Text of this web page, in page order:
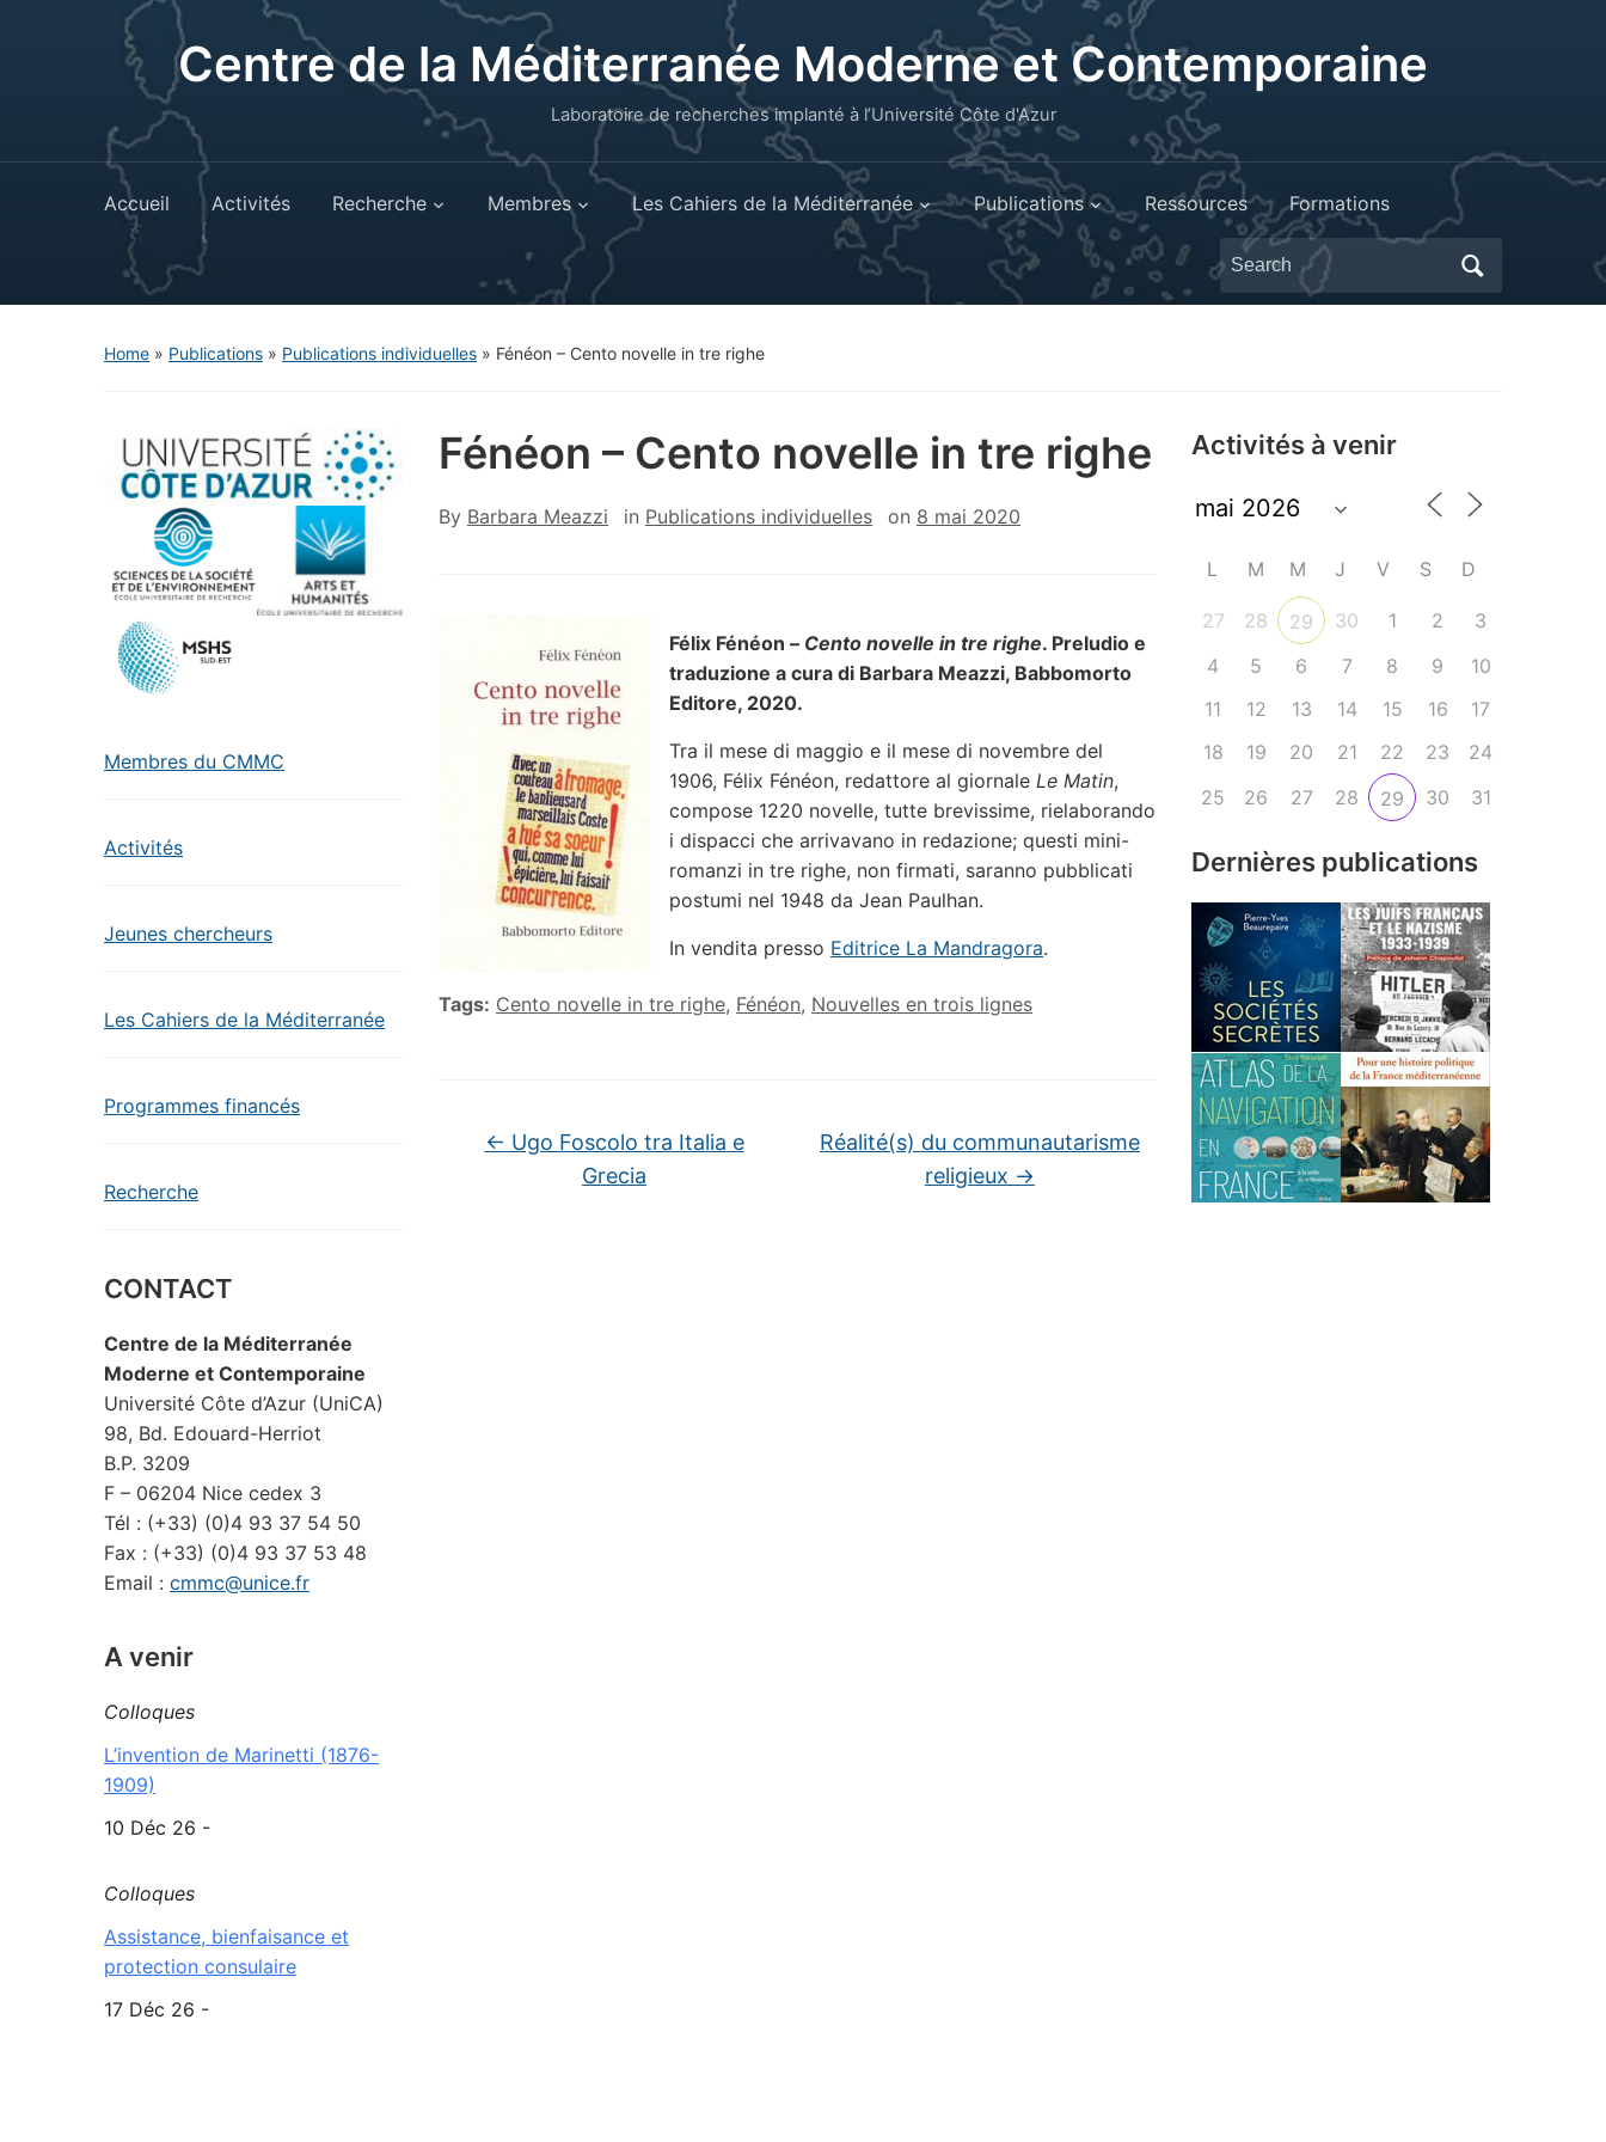
Centre de la Méditerranée Moderne et Contemporaine
Laboratoire de recherches implanté à l’Université Côte d'Azur
Accueil Activités Recherche Membres Les Cahiers de la Méditerranée Publications Ressources Formations
Search
for:
Home » Publications » Publications individuelles » Fénéon – Cento novelle in tre righe
Membres du CMMC
Activités
Jeunes chercheurs
Les Cahiers de la Méditerranée
Programmes financés
Recherche
CONTACT
Centre de la Méditerranée
Moderne et Contemporaine
Université Côte d’Azur (UniCA)
98, Bd. Edouard-Herriot
B.P. 3209
F – 06204 Nice cedex 3
Tél : (+33) (0)4 93 37 54 50
Fax : (+33) (0)4 93 37 53 48
Email : cmmc@unice.fr
A venir
Colloques
L’invention de Marinetti (1876-
1909)
10 Déc 26 -
Colloques
Assistance, bienfaisance et
protection consulaire
17 Déc 26 -
Fénéon – Cento novelle in tre righe
By Barbara Meazzi in Publications individuelles on 8 mai 2020
Félix Fénéon – Cento novelle in tre righe. Preludio e
traduzione a cura di Barbara Meazzi, Babbomorto
Editore, 2020.
Tra il mese di maggio e il mese di novembre del
1906, Félix Fénéon, redattore al giornale Le Matin,
compose 1220 novelle, tutte brevissime, rielaborando
i dispacci che arrivavano in redazione; questi mini-
romanzi in tre righe, non firmati, saranno pubblicati
postumi nel 1948 da Jean Paulhan.
In vendita presso Editrice La Mandragora.
Tags: Cento novelle in tre righe, Fénéon, Nouvelles en trois lignes
← Ugo Foscolo tra Italia e
Grecia
Réalité(s) du communautarisme
religieux →
Activités à venir
L M M J V S D
27 28 29 30 1 2
3
4
5 6 7 8 9
10
11
12 13 14 15 16
17
18
19 20 21 22 23
24
25
26 27 28 29 30 31
Dernières publications